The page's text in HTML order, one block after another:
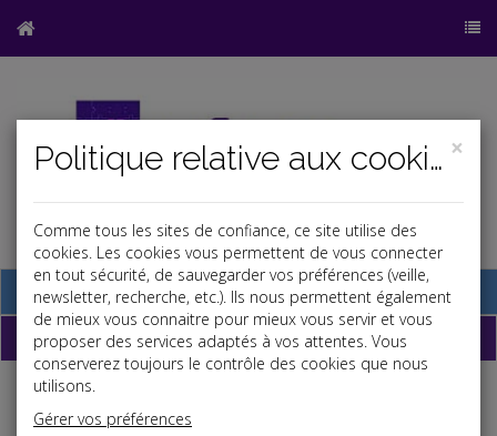
Base documentaire
Dépêches
Liste des dernières dépêches
×
Politique relative aux cookies
Comme tous les sites de confiance, ce site utilise des
cookies. Les cookies vous permettent de vous connecter
en tout sécurité, de sauvegarder vos préférences (veille,
newsletter, recherche, etc.). Ils nous permettent également
de mieux vous connaitre pour mieux vous servir et vous
proposer des services adaptés à vos attentes. Vous
conserverez toujours le contrôle des cookies que nous
utilisons.
Gérer vos préférences